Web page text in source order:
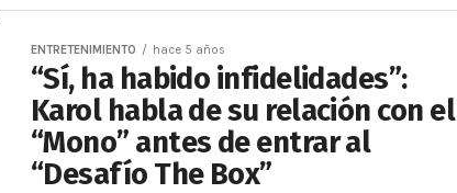
ENTRETENIMIENTO hace 5 años
“Sí, ha habido infidelidades”:
Karol habla de su relación con el
“Mono” antes de entrar al
“Desafío The Box”